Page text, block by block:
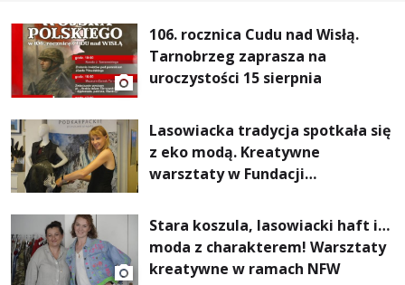
106. rocznica Cudu nad Wisłą.
Tarnobrzeg zaprasza na
uroczystości 15 sierpnia
Lasowiacka tradycja spotkała się
z eko modą. Kreatywne
warsztaty w Fundacji
Stara koszula, lasowiacki haft i…
moda z charakterem! Warsztaty
kreatywne w ramach NFW